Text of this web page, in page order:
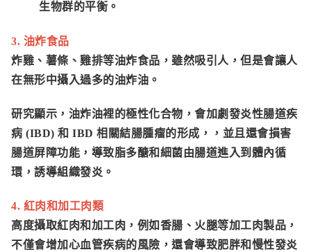
生物群的平衡。
3. 油炸食品
炸雞、薯條、雞排等油炸食品，雖然吸引人，但是會讓人
在無形中攝入過多的油炸油。
研究顯示，油炸油裡的極性化合物，會加劇 發炎性腸道疾
病 (IBD) 和 IBD 相關結腸腫瘤的形成，，並且還會損害
腸道屏障功能，導致脂多醣和細菌由腸道進入到體內循
環，誘導組織發炎。
4. 紅肉和加工肉類
高度攝取紅肉和加工肉，例如香腸、火腿等加工肉製品，
不僅會增加心血管疾病的風險，還會導致肥胖和慢性發炎